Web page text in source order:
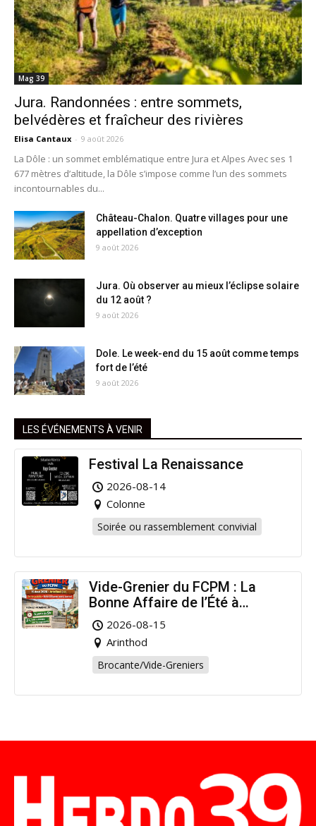
Mag 39
Jura. Randonnées : entre sommets,
belvédères et fraîcheur des rivières
Elisa Cantaux - 9 août 2026
La Dôle : un sommet emblématique entre Jura et Alpes Avec ses 1
677 mètres d’altitude, la Dôle s’impose comme l’un des sommets
incontournables du...
Château-Chalon. Quatre villages pour une
appellation d’exception
9 août 2026
Jura. Où observer au mieux l’éclipse solaire
du 12 août ?
9 août 2026
Dole. Le week-end du 15 août comme temps
fort de l’été
9 août 2026
LES ÉVÉNEMENTS À VENIR
Festival La Renaissance
2026-08-14
Colonne
Soirée ou rassemblement convivial
Vide-Grenier du FCPM : La
Bonne Affaire de l’Été à
Arinthod !
2026-08-15
Arinthod
Brocante/Vide-Greniers